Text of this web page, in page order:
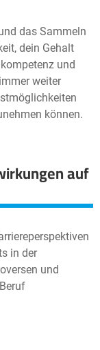
das Sammeln
dein Gehalt
und
weiter
können.
auf
in der
und